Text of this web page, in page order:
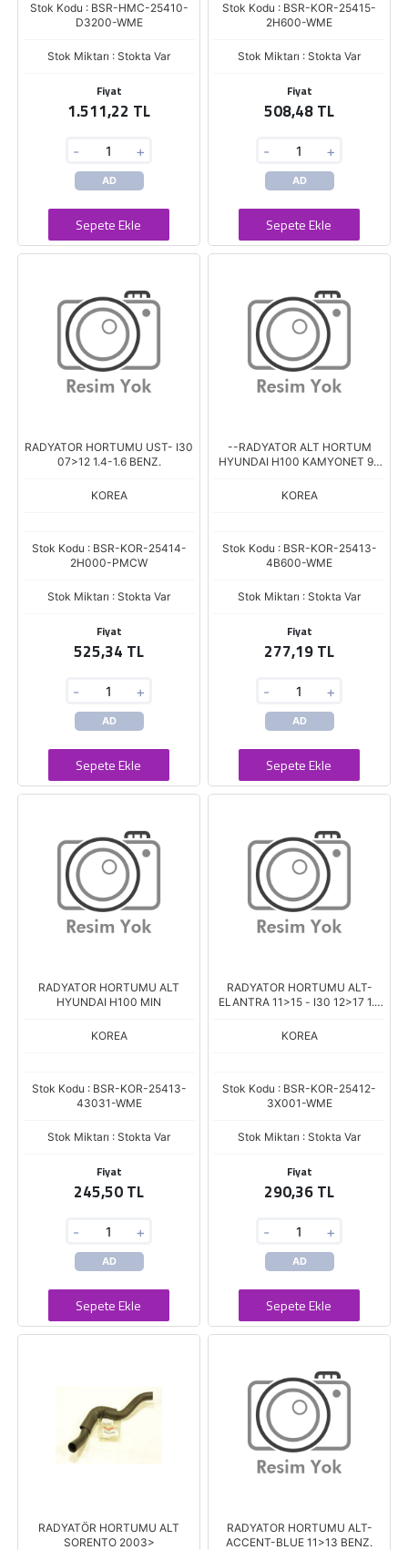
Stok Kodu : BSR-HMC-25410-
D3200-WME
Stok Miktarı : Stokta Var
Fiyat
1.511,22 TL
- +
AD
Sepete Ekle
Stok Kodu : BSR-KOR-25415-
2H600-WME
Stok Miktarı : Stokta Var
Fiyat
508,48 TL
- +
AD
Sepete Ekle
RADYATOR HORTUMU UST- I30
07>12 1.4-1.6 BENZ.
KOREA
Stok Kodu : BSR-KOR-25414-
2H000-PMCW
Stok Miktarı : Stokta Var
Fiyat
525,34 TL
- +
AD
Sepete Ekle
--RADYATOR ALT HORTUM
HYUNDAI H100 KAMYONET 96
KOREA
Stok Kodu : BSR-KOR-25413-
4B600-WME
Stok Miktarı : Stokta Var
Fiyat
277,19 TL
- +
AD
Sepete Ekle
RADYATOR HORTUMU ALT
HYUNDAI H100 MIN
KOREA
Stok Kodu : BSR-KOR-25413-
43031-WME
Stok Miktarı : Stokta Var
Fiyat
245,50 TL
- +
AD
Sepete Ekle
RADYATOR HORTUMU ALT-
ELANTRA 11>15 - I30 12>17 1.6
KOREA
Stok Kodu : BSR-KOR-25412-
3X001-WME
Stok Miktarı : Stokta Var
Fiyat
290,36 TL
- +
AD
Sepete Ekle
RADYATÖR HORTUMU ALT
SORENTO 2003>
RADYATOR HORTUMU ALT-
ACCENT-BLUE 11>13 BENZ.